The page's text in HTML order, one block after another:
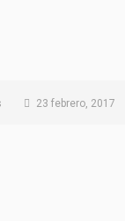
23 febrero, 2017